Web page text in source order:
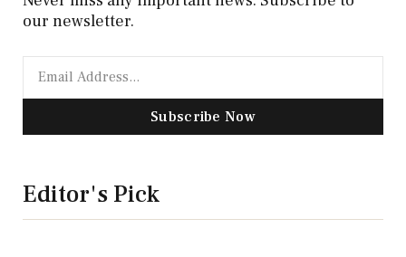
our newsletter.
Subscribe Now
Editor's Pick